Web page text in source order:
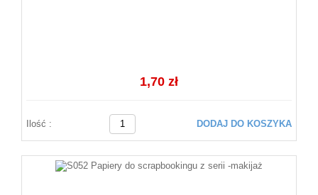
1,70 zł
Ilość : DODAJ DO KOSZYKA